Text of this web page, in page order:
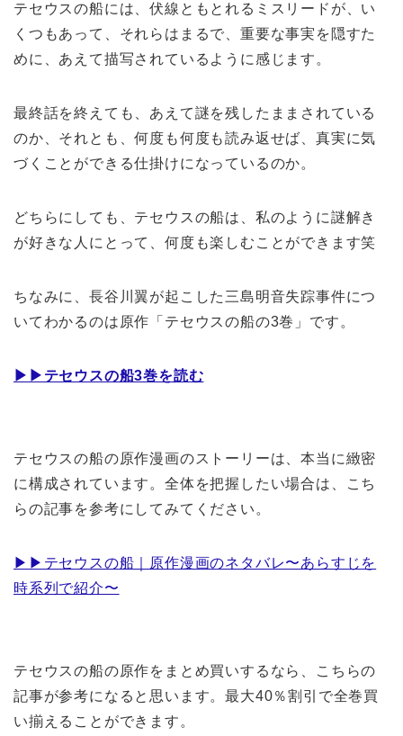
テセウスの船には、伏線ともとれるミスリードが、い
くつもあって、それらはまるで、重要な事実を隠すた
めに、あえて描写されているように感じます。
最終話を終えても、あえて謎を残したままされている
のか、それとも、何度も何度も読み返せば、真実に気
づくことができる仕掛けになっているのか。
どちらにしても、テセウスの船は、私のように謎解き
が好きな人にとって、何度も楽しむことができます笑
ちなみに、長谷川翼が起こした三島明音失踪事件につ
いてわかるのは原作「テセウスの船の3巻」です。
▶︎▶︎テセウスの船3巻を読む
テセウスの船の原作漫画のストーリーは、本当に緻密
に構成されています。全体を把握したい場合は、こち
らの記事を参考にしてみてください。
▶︎▶︎テセウスの船｜原作漫画のネタバレ〜あらすじを
時系列で紹介〜
テセウスの船の原作をまとめ買いするなら、こちらの
記事が参考になると思います。最大40％割引で全巻買
い揃えることができます。